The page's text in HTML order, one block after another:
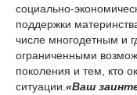
социально-
поддержки
числе многодетным и
ограниченными
поколения и тем, кто
ситуации. «Ваш